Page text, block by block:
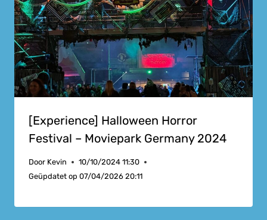
[Experience] Halloween Horror
Festival – Moviepark Germany 2024
Door Kevin
10/10/2024 11:30
Geüpdatet op 07/04/2026 20:11